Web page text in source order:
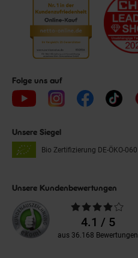
Folge uns auf
Unsere Siegel
Bio Zertifizierung DE-ÖKO-060
Unsere Kundenbewertungen
Durchschnittliche
Bewertungen4.1 / 5
aus 36.168 Bewertungen